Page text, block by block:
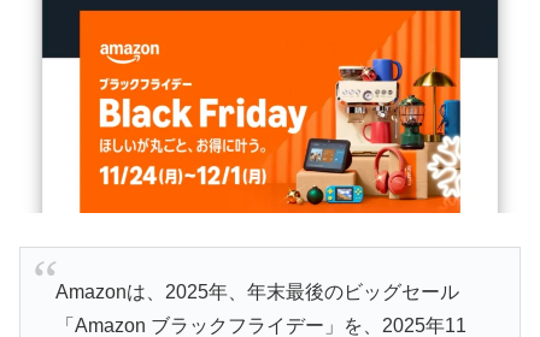
Amazonは、2025年、年末最後のビッグセール
「Amazon ブラックフライデー」を、2025年11